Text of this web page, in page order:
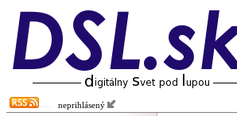
neprihlásený